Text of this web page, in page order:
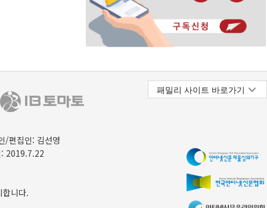
/편집인: 김선영
2019.7.22
니다.